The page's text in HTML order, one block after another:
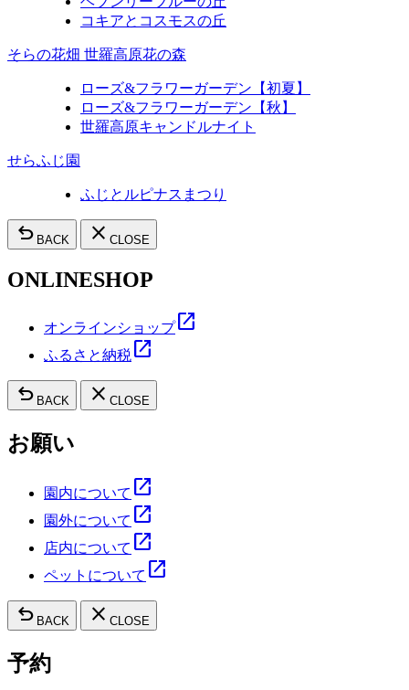
コキアとコスモスの丘
そらの花畑 世羅高原花の森
ローズ&フラワーガーデン【初夏】
ローズ&フラワーガーデン【秋】
世羅高原キャンドルナイト
せらふじ園
ふじとルピナスまつり
undo BACK close CLOSE
ONLINESHOP
オンラインショップopen_in_new
ふるさと納税open_in_new
undo BACK close CLOSE
お願い
園内について open_in_new
園外について open_in_new
店内について open_in_new
ペットについて open_in_new
undo BACK close CLOSE
予約